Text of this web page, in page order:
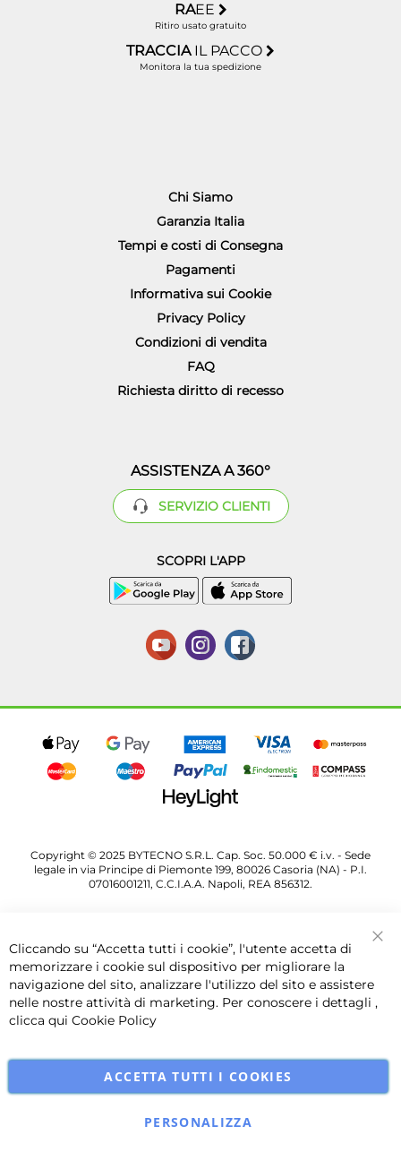
RAEE
Ritiro usato gratuito
TRACCIA IL PACCO
Monitora la tua spedizione
Chi Siamo
Garanzia Italia
Tempi e costi di Consegna
Pagamenti
Informativa sui Cookie
Privacy Policy
Condizioni di vendita
FAQ
Richiesta diritto di recesso
ASSISTENZA A 360°
SERVIZIO CLIENTI
SCOPRI L'APP
Copyright © 2025 BYTECNO S.R.L. Cap. Soc. 50.000 € i.v. - Sede
legale in via Principe di Piemonte 199, 80026 Casoria (NA) - P.I.
07016001211, C.C.I.A.A. Napoli, REA 856312.
Cliccando su “Accetta tutti i cookie”, l'utente accetta di
memorizzare i cookie sul dispositivo per migliorare la
navigazione del sito, analizzare l'utilizzo del sito e assistere
nelle nostre attività di marketing. Per conoscere i dettagli ,
clicca qui Cookie Policy
ACCETTA TUTTI I COOKIES
PERSONALIZZA